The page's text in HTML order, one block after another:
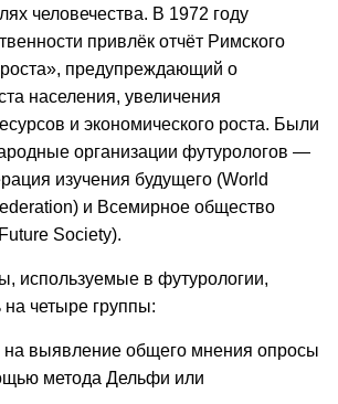
человечества. В 1972 году
привлёк отчёт Римского
предупреждающий о
населения, увеличения
и экономического роста. Были
организации футурологов —
изучения будущего (World
и Всемирное общество
Society).
используемые в футурологии,
четыре группы:
выявление общего мнения опросы
метода Дельфи или